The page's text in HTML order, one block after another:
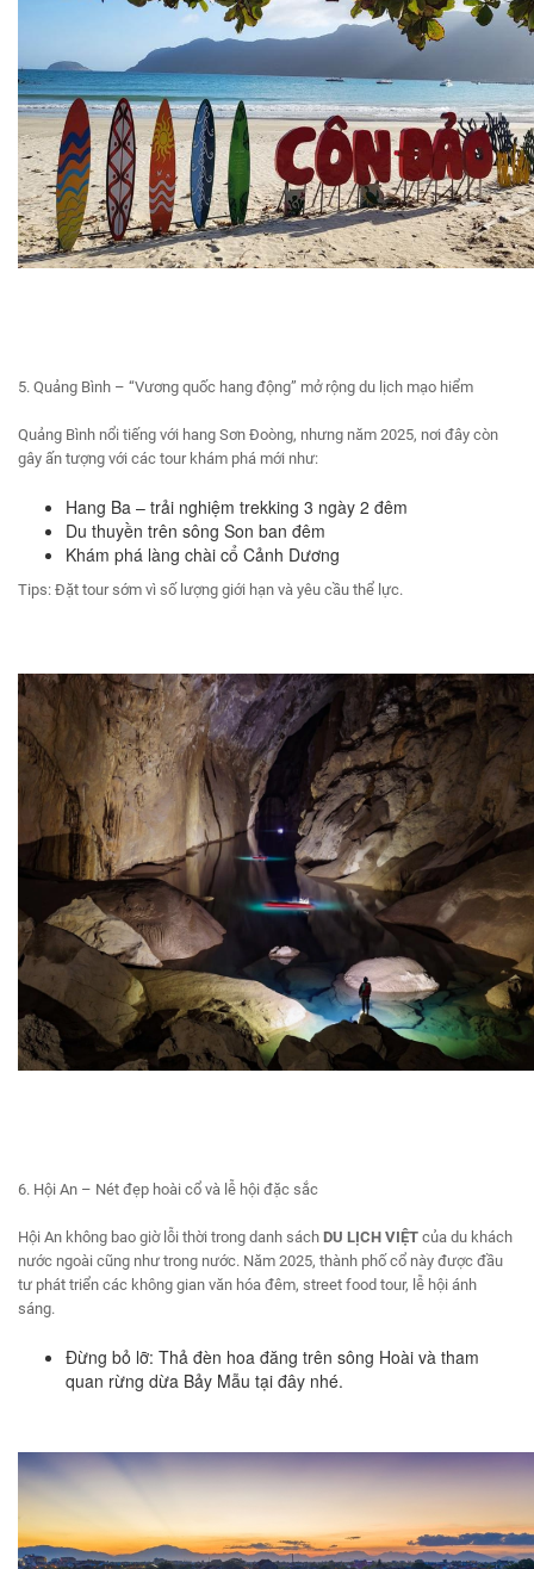
5. Quảng Bình – “Vương quốc hang động” mở rộng du lịch mạo hiểm
Quảng Bình nổi tiếng với hang Sơn Đoòng, nhưng năm 2025, nơi đây còn
gây ấn tượng với các tour khám phá mới như:
Hang Ba – trải nghiệm trekking 3 ngày 2 đêm
Du thuyền trên sông Son ban đêm
Khám phá làng chài cổ Cảnh Dương
Tips: Đặt tour sớm vì số lượng giới hạn và yêu cầu thể lực.
6. Hội An – Nét đẹp hoài cổ và lễ hội đặc sắc
Hội An không bao giờ lỗi thời trong danh sách DU LỊCH VIỆT của du khách
nước ngoài cũng như trong nước. Năm 2025, thành phố cổ này được đầu
tư phát triển các không gian văn hóa đêm, street food tour, lễ hội ánh
sáng.
Đừng bỏ lỡ: Thả đèn hoa đăng trên sông Hoài và tham
quan rừng dừa Bảy Mẫu tại đây nhé.